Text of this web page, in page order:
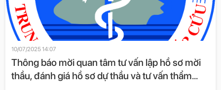
10/07/2025 14:07
Thông báo mời quan tâm tư vấn lập hồ sơ mời
thầu, đánh giá hồ sơ dự thầu và tư vấn thẩm